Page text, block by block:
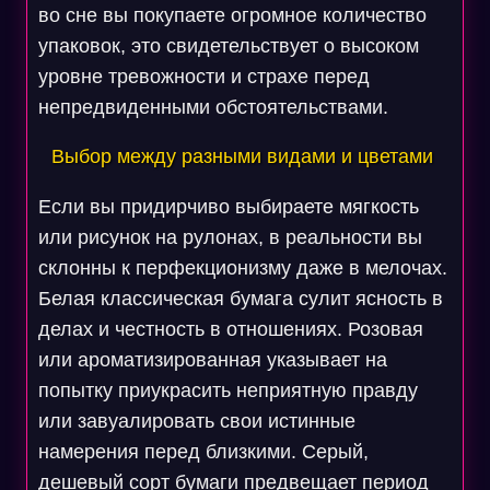
во сне вы покупаете огромное количество
упаковок, это свидетельствует о высоком
уровне тревожности и страхе перед
непредвиденными обстоятельствами.
Выбор между разными видами и цветами
Если вы придирчиво выбираете мягкость
или рисунок на рулонах, в реальности вы
склонны к перфекционизму даже в мелочах.
Белая классическая бумага сулит ясность в
делах и честность в отношениях. Розовая
или ароматизированная указывает на
попытку приукрасить неприятную правду
или завуалировать свои истинные
намерения перед близкими. Серый,
дешевый сорт бумаги предвещает период